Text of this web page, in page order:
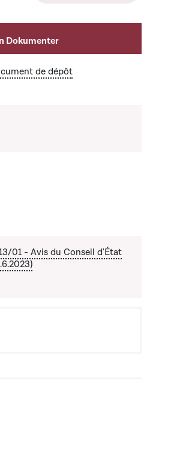
Dokumenter
de dépôt
01 - Avis du Conseil d'État